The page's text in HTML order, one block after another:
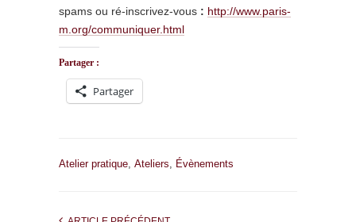
spams ou ré-inscrivez-vous : http://www.paris-
m.org/communiquer.html
Partager :
Partager
Atelier pratique Ateliers Évènements